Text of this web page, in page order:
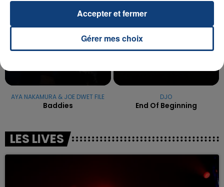
AYA NAKAMURA & JOE DWET FILE
Baddies
DJO
End Of Beginning
LES LIVES
Gérer mes choix
Accepter et fermer